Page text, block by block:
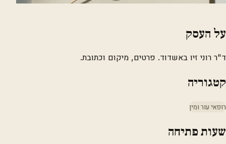
על העסק
ד"ר רוני זיו באשדוד. פרטים, מיקום וכתובת.
קטגוריה
רופאי עור ומין
שעות פתיחה